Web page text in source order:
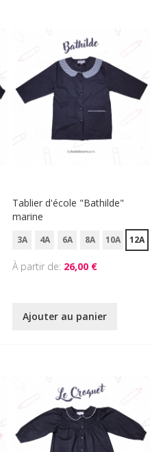
Tablier d'école "Bathilde"
marine
3A 4A 6A 8A 10A 12A
À partir de 26,00 €
Ajouter au panier